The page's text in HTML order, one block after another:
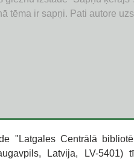
ar dabu un pilsētas telpu –
Daugavpilī, Anna
atspoguļojas jūras un
ar dabas ainavām
redzami ziedi, dzīvnieki un
Daugavpils apkaimei ir
noskaņās. Autors savos
vasara”, kurā mazie
un ieraudzīto dabā.
ir sapņi. Pati autore uzskata,
izstrādājumus, rīko...
tēma ir sapņi. Pati autore
pēc
"Latgales Centrālā
Latvija, LV-5401)